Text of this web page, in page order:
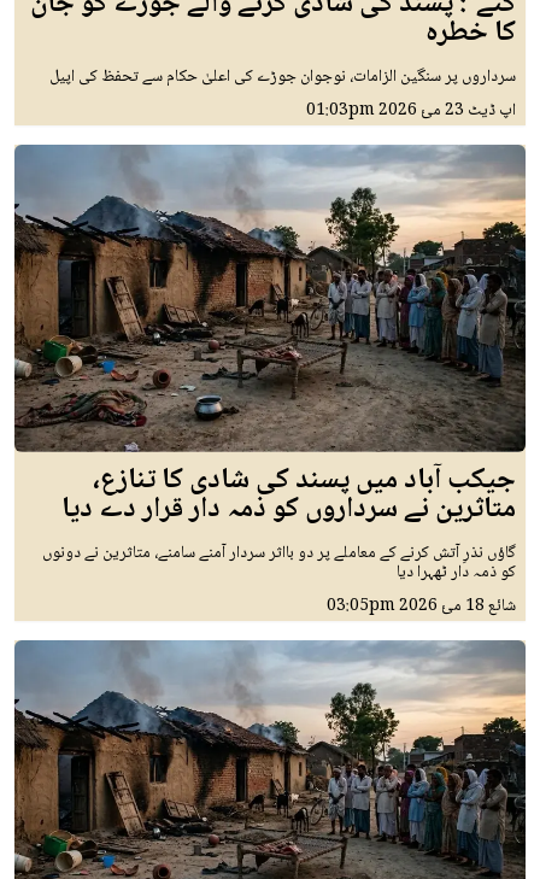
کا خطرہ
سرداروں پر سنگین الزامات، نوجوان جوڑے کی اعلیٰ حکام سے تحفظ کی اپیل
اپ ڈیٹ 23 مئ 2026 01:03pm
جیکب آباد میں پسند کی شادی کا تنازع،
متاثرین نے سرداروں کو ذمہ دار قرار دے دیا
گاؤں نذرِ آتش کرنے کے معاملے پر دو بااثر سردار آمنے سامنے، متاثرین نے دونوں
کو ذمہ دار ٹھہرا دیا
شائع18 مئ 2026 03:05pm